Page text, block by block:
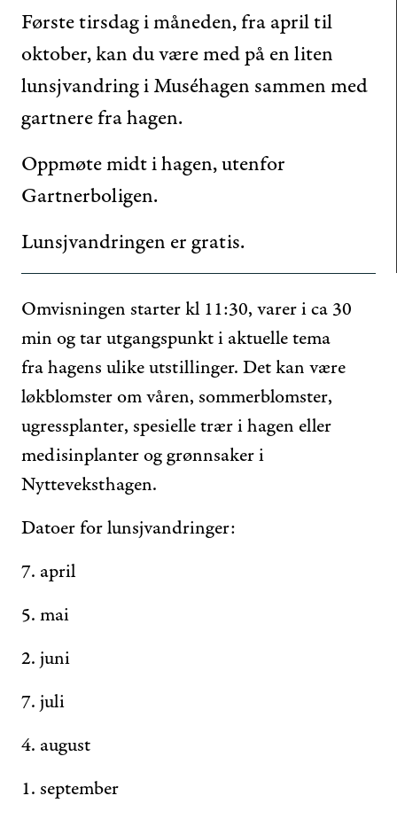
Første tirsdag i måneden, fra april til
oktober, kan du være med på en liten
lunsjvandring i Muséhagen sammen med
gartnere fra hagen.
Oppmøte midt i hagen, utenfor
Gartnerboligen.
Lunsjvandringen er gratis.
Omvisningen starter kl 11:30, varer i ca 30
min og tar utgangspunkt i aktuelle tema
fra hagens ulike utstillinger. Det kan være
løkblomster om våren, sommerblomster,
ugressplanter, spesielle trær i hagen eller
medisinplanter og grønnsaker i
Nytteveksthagen.
Datoer for lunsjvandringer:
7. april
5. mai
2. juni
7. juli
4. august
1. september